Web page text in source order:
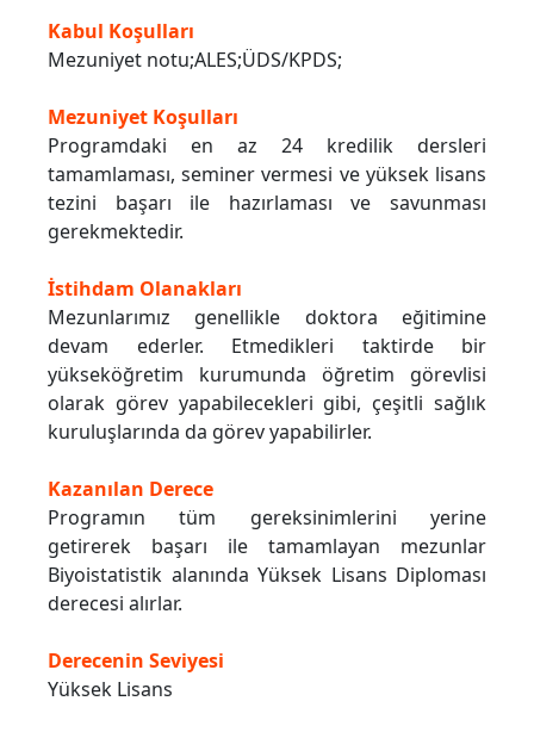
Kabul Koşulları
Mezuniyet notu;ALES;ÜDS/KPDS;
Mezuniyet Koşulları
Programdaki en az 24 kredilik dersleri
tamamlaması, seminer vermesi ve yüksek lisans
tezini başarı ile hazırlaması ve savunması
gerekmektedir.
İstihdam Olanakları
Mezunlarımız genellikle doktora eğitimine
devam ederler. Etmedikleri taktirde bir
yükseköğretim kurumunda öğretim görevlisi
olarak görev yapabilecekleri gibi, çeşitli sağlık
kuruluşlarında da görev yapabilirler.
Kazanılan Derece
Programın tüm gereksinimlerini yerine
getirerek başarı ile tamamlayan mezunlar
Biyoistatistik alanında Yüksek Lisans Diploması
derecesi alırlar.
Derecenin Seviyesi
Yüksek Lisans